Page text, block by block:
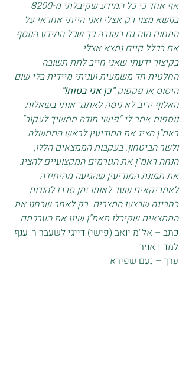
בנושא מצוי רק אצלי ואני הייתי אחראי על
התחום הזה גם בשגרה כך שכל המידע הנוסף
אם בכלל קיים נמצא אצלי.
בקיצור ידעתי שאני חייב לתת תשובה
החלטית חד משמעית ועניתי מיידית בלי שום
היסוס או פקפוק "כן אני בטוח!"
האלוף יריב לא ניסה לאתגר אותי בשאלות
נוספות אמר לי "פישי תודה תמשיך לעקוב" .
ראמ"ן הציג את המודיעין לראש הממשלה
ולשר הביטחון. בעקבות הממצאים הללו,
הנחה ראמ"ן את הגורמים המקצועיים להציג
את תמונת המודיעין שהגיעה מהיחידה
לאמריקאים שעד לאותו זמן סרבו להודות
בחריגה שבצעו המצרים. רק לאחר שבחנו את
הממצאים שקיבלו מאמ"ן שינו את הערכתם.
כתב – אל"מ יואב (פישי) דייגי לשעבר ר' ענף
למד"ן אויר
ערך – נעם שפירא